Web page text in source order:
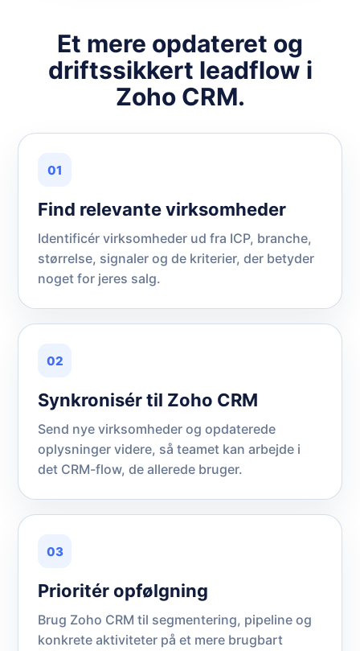
Et mere opdateret og
driftssikkert leadflow i
Zoho CRM.
01
Find relevante virksomheder
Identificér virksomheder ud fra ICP, branche,
størrelse, signaler og de kriterier, der betyder
noget for jeres salg.
02
Synkronisér til Zoho CRM
Send nye virksomheder og opdaterede
oplysninger videre, så teamet kan arbejde i
det CRM-flow, de allerede bruger.
03
Prioritér opfølgning
Brug Zoho CRM til segmentering, pipeline og
konkrete aktiviteter på et mere brugbart